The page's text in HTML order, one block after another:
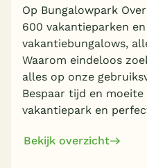
Op Bungalowpark
600 vakantieparken
vakantiebungalows,
Waarom eindeloos
alles op onze
Bespaar tijd en
vakantiepark en
Bekijk overzicht